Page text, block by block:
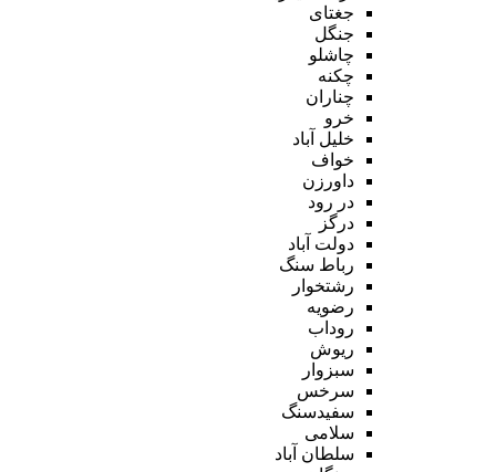
جغتای
جنگل
چاشلو
چکنه
چناران
خرو
خلیل آباد
خواف
داورزن
در رود
درگز
دولت آباد
رباط سنگ
رشتخوار
رضویه
روداب
ریوش
سبزوار
سرخس
سفیدسنگ
سلامی
سلطان آباد